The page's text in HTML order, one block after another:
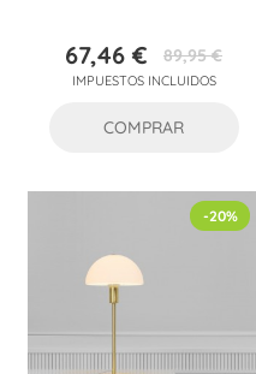
Precio
67,46 €Precio
base
89,95 €
IMPUESTOS INCLUIDOS
COMPRAR
-20%